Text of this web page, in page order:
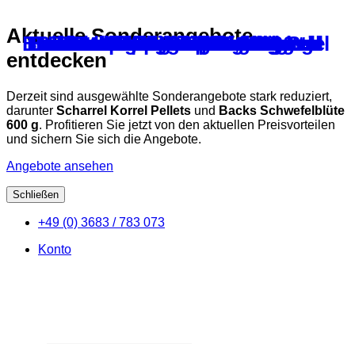
Aktuelle Sonderangebote
entdecken
Derzeit sind ausgewählte Sonderangebote stark reduziert,
darunter Scharrel Korrel Pellets und Backs Schwefelblüte
600 g. Profitieren Sie jetzt von den aktuellen Preisvorteilen
und sichern Sie sich die Angebote.
Angebote ansehen
Schließen
Inhalt
+49 (0) 3683 / 783 073
Konto
Aluminium – Fussring
Anti -Wind Netz
Austerngrit
Backs – Kalkbeinpflege 200 ml
Backs – Spirulina 300 g
Backs Meister Mix 1000g
Backs Mineral Power
Ballistol- Tierpflegeöl
Bambino Eifutter 1 kg
BaSu Bierhefe
Bewertungskarten Eier
Bewertungskarten Zuchtbuch
Bodenschaber 30 cm ohne Stiel
Bodenstopper für Weidenetz
Buchstaben für Tätowierzange
Edelstahlfutternapf mit Haken
Erdnussfuttersäule aus Metall
Ersatzpfahl für Weidezaun
Exzellent – Min 7,0 kg
Fanggabeln